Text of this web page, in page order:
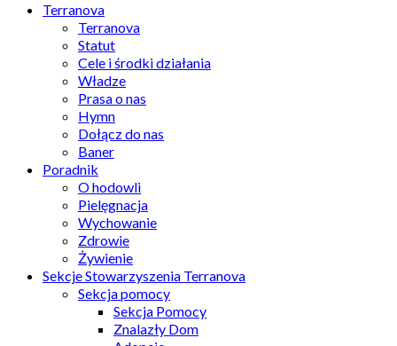
Terranova
Terranova
Statut
Cele i środki działania
Władze
Prasa o nas
Hymn
Dołącz do nas
Baner
Poradnik
O hodowli
Pielęgnacja
Wychowanie
Zdrowie
Żywienie
Sekcje Stowarzyszenia Terranova
Sekcja pomocy
Sekcja Pomocy
Znalazły Dom